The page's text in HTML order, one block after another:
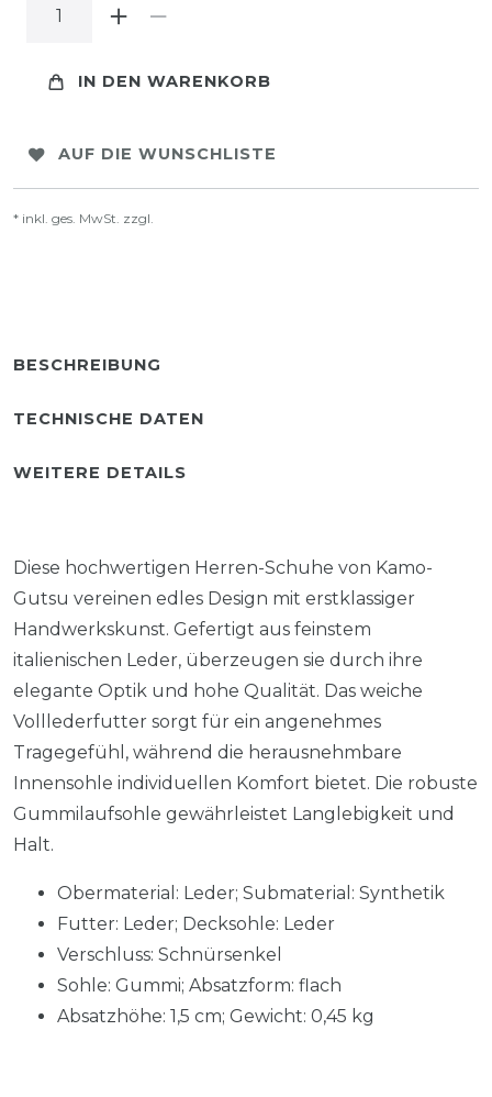
IN DEN WARENKORB
AUF DIE WUNSCHLISTE
* inkl. ges. MwSt. zzgl.
BESCHREIBUNG
TECHNISCHE DATEN
WEITERE DETAILS
Diese hochwertigen Herren-Schuhe von Kamo-
Gutsu vereinen edles Design mit erstklassiger
Handwerkskunst. Gefertigt aus feinstem
italienischen Leder, überzeugen sie durch ihre
elegante Optik und hohe Qualität. Das weiche
Volllederfutter sorgt für ein angenehmes
Tragegefühl, während die herausnehmbare
Innensohle individuellen Komfort bietet. Die robuste
Gummilaufsohle gewährleistet Langlebigkeit und
Halt.
Obermaterial: Leder; Submaterial: Synthetik
Futter: Leder; Decksohle: Leder
Verschluss: Schnürsenkel
Sohle: Gummi; Absatzform: flach
Absatzhöhe: 1,5 cm; Gewicht: 0,45 kg